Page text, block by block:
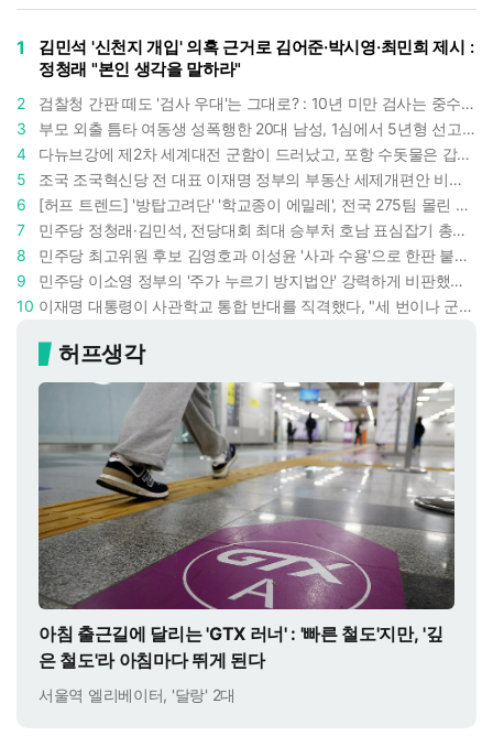
1
김민석 '신천지 개입' 의혹 근거로 김어준·박시영·최민희 제시 :
정청래 "본인 생각을 말하라"
2
검찰청 간판 떼도 '검사 우대'는 그대로? : 10년 미만 검사는 중수청 4급 수사관으로 직행한다
3
부모 외출 틈타 여동생 성폭행한 20대 남성, 1심에서 5년형 선고 : 친족 간 '암수범죄'의 심각성
4
다뉴브강에 제2차 세계대전 군함이 드러났고, 포항 수돗물은 갑자기 짜졌다 : 폭염·가뭄이 만든 낯선 풍경
5
조국 조국혁신당 전 대표 이재명 정부의 부동산 세제개편안 비판했다 : '공공주택 대전환' 촉구
6
[허프 트렌드] '방탑고려단' '학교종이 에밀레', 전국 275팀 몰린 2026년 국립중앙박물관 분장대회 : 숨은 실력자들 나온다
7
민주당 정청래·김민석, 전당대회 최대 승부처 호남 표심잡기 총력 : 격차 10%p 안이냐, 밖이냐
8
민주당 최고위원 후보 김영호과 이성윤 '사과 수용'으로 한판 붙었다 : 난데없이 "검사주의자"
9
민주당 이소영 정부의 '주가 누르기 방지법안' 강력하게 비판했다 : "사실상 적용 대상 없을 법안"
10
이재명 대통령이 사관학교 통합 반대를 직격했다, "세 번이나 군사 쿠데타 했는데 압도적 지위"
허프생각
아침 출근길에 달리는 'GTX 러너' : '빠른 철도'지만, '깊
은 철도'라 아침마다 뛰게 된다
서울역 엘리베이터, '달랑' 2대